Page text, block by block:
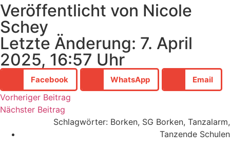
Veröffentlicht von Nicole
Schey
Letzte Änderung: 7. April
2025, 16:57 Uhr
Facebook WhatsApp Email
Vorheriger Beitrag
Nächster Beitrag
Schlagwörter: Borken, SG Borken, Tanzalarm,
Tanzende Schulen